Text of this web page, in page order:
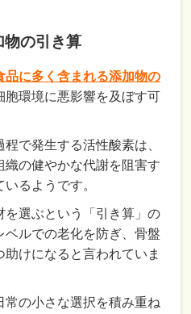
物の引き算
品に多く含まれる添加物の
胞環境に悪影響を及ぼす可
で発生する活性酸素は、
の健やかな代謝を阻害す
るようです。
を選ぶという「引き算」の
ルでの老化を防ぎ、骨盤
けになると言われていま
の小さな選択を積み重ね